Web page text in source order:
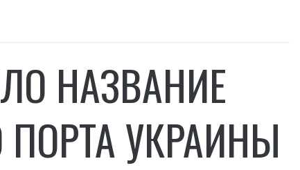
НАЗВАНИЕ
УКРАИНЫ